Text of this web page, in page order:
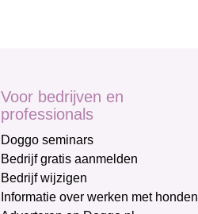
Voor bedrijven en
professionals
Doggo seminars
Bedrijf gratis aanmelden
Bedrijf wijzigen
Informatie over werken met honden